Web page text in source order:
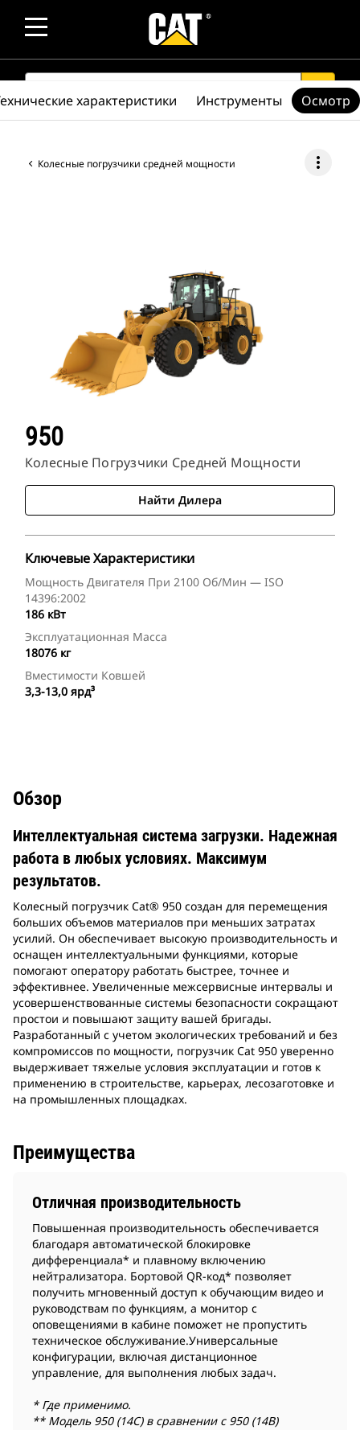
SEARCH search
Колесные погрузчики средней мощности more_vert
950
Колесные Погрузчики Средней Мощности
Найти Дилера
Ключевые Характеристики
Мощность Двигателя При 2100 Об/мин — ISO
14396:2002
186 кВт
Эксплуатационная Масса
18076 кг
Вместимости Ковшей
3,3-13,0 ярд³
характеристики Инструменты Осмотр
Обзор
Интеллектуальная система загрузки. Надежная
работа в любых условиях. Максимум
результатов.
Колесный погрузчик Cat® 950 создан для перемещения
больших объемов материалов при меньших затратах
усилий. Он обеспечивает высокую производительность и
оснащен интеллектуальными функциями, которые
помогают оператору работать быстрее, точнее и
эффективнее. Увеличенные межсервисные интервалы и
усовершенствованные системы безопасности сокращают
простои и повышают защиту вашей бригады.
Разработанный с учетом экологических требований и без
компромиссов по мощности, погрузчик Cat 950 уверенно
выдерживает тяжелые условия эксплуатации и готов к
применению в строительстве, карьерах, лесозаготовке и
на промышленных площадках.
Преимущества
Отличная производительность
Повышенная производительность обеспечивается
благодаря автоматической блокировке
дифференциала* и плавному включению
нейтрализатора. Бортовой QR-код* позволяет
получить мгновенный доступ к обучающим видео и
руководствам по функциям, а монитор с
оповещениями в кабине поможет не пропустить
техническое обслуживание.Универсальные
конфигурации, включая дистанционное
управление, для выполнения любых задач.
* Где применимо.
** Модель 950 (14C) в сравнении с 950 (14B)